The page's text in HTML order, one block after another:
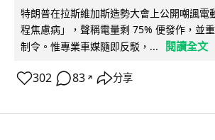
特朗普在拉斯維加斯造勢大會上公開嘲諷電
程焦慮病」，聲稱電量剩 75% 便發作，並
制令。惟專業車媒隨即反駁，...
閱讀全文
302 83 ↗ 分享